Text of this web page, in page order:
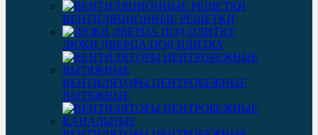
ВЕНТИЛЯЦИОННЫЕ РЕШЕТКИ
ЛЮКИ ДВЕРЦА ПОД ПЛИТКУ
ВЕНТИЛЯТОРЫ ЦЕНТРОБЕЖНЫЕ
ВЫТЯЖНЫЕ